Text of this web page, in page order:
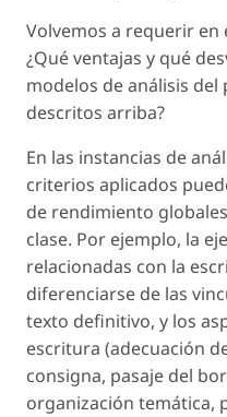
Volvemos a requerir
¿Qué ventajas y qué
modelos de análisis
descritos arriba?
En las instancias de
criterios aplicados
de rendimiento
clase. Por ejemplo, la
relacionadas con la
diferenciarse de las
texto definitivo, y los
escritura (adecuación
consigna, pasaje del
organización temática,